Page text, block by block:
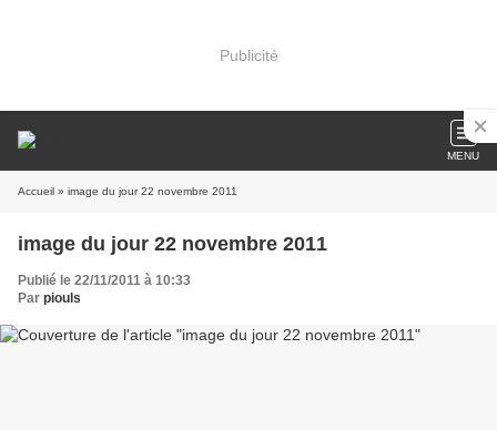
Publicité
MENU
Accueil » image du jour 22 novembre 2011
image du jour 22 novembre 2011
Publié le 22/11/2011 à 10:33
Par piouls